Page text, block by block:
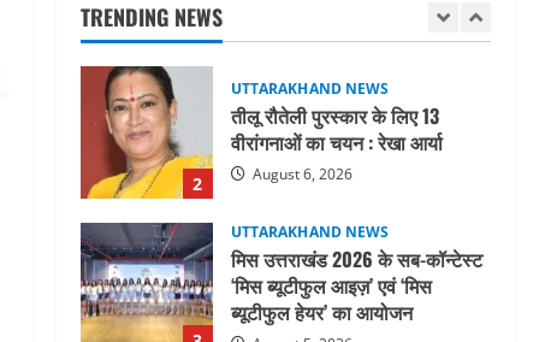
TRENDING NEWS
1
आपत्ति निस्तारण शिविर की व्यवस्थाओं
का लिया जायजा
August 6, 2026
2
UTTARAKHAND NEWS
तीलू रौतेली पुरस्कार के लिए 13
वीरांगनाओं का चयन : रेखा आर्या
August 6, 2026
UTTARAKHAND NEWS
मिस उत्तराखंड 2026 के सब-कॉन्टेस्ट
‘मिस ब्यूटीफुल आइज़’ एवं ‘मिस
ब्यूटीफुल हेयर’ का आयोजन